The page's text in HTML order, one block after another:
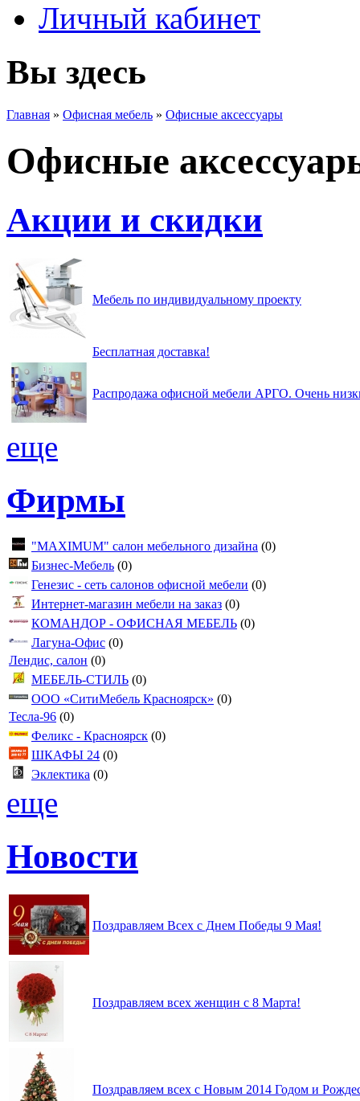
Личный кабинет
Вы здесь
Главная » Офисная мебель » Офисные аксессуары
Офисные
Акции и скидки
Мебель по индивидуальному проекту
Бесплатная доставка!
Распродажа офисной мебели АРГО. Очень
еще
Фирмы
"MAXIMUM" салон мебельного дизайна (0)
Бизнес-Мебель (0)
Генезис - сеть салонов офисной мебели (0)
Интернет-магазин мебели на заказ (0)
КОМАНДОР - ОФИСНАЯ МЕБЕЛЬ (0)
Лагуна-Офис (0)
Лендис, салон (0)
МЕБЕЛЬ-СТИЛЬ (0)
ООО «СитиМебель Красноярск» (0)
Тесла-96 (0)
Феликс - Красноярск (0)
ШКАФЫ 24 (0)
Эклектика (0)
еще
Новости
Поздравляем Всех с Днем Победы 9 Мая!
Поздравляем всех женщин с 8 Марта!
Поздравляем всех с Новым 2014 Годом и